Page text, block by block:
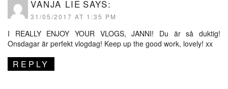
VANJA LIE SAYS:
31/05/2017 AT 1:35 PM
I REALLY ENJOY YOUR VLOGS, JANNI! Du är så duktig!
Onsdagar är perfekt vlogdag! Keep up the good work, lovely! xx
REPLY